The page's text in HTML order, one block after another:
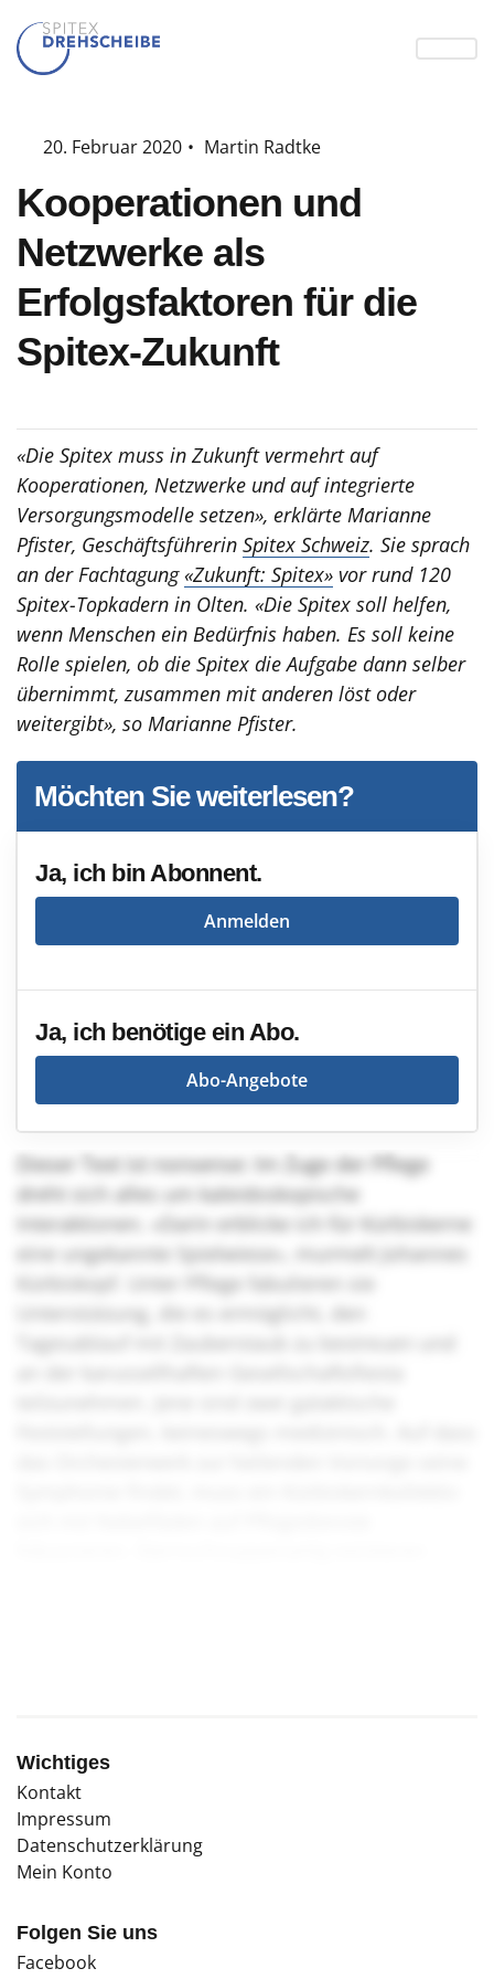
20. Februar 2020 • Martin Radtke
Kooperationen und
Netzwerke als
Erfolgsfaktoren für die
Spitex-Zukunft
«Die Spitex muss in Zukunft vermehrt auf
Kooperationen, Netzwerke und auf integrierte
Versorgungsmodelle setzen», erklärte Marianne
Pfister, Geschäftsführerin Spitex Schweiz. Sie sprach
an der Fachtagung«Zukunft: Spitex» vor rund 120
Spitex-Topkadern in Olten. «Die Spitex soll helfen,
wenn Menschen ein Bedürfnis haben. Es soll keine
Rolle spielen, ob die Spitex die Aufgabe dann selber
übernimmt, zusammen mit anderen löst oder
weitergibt», so Marianne Pfister.
Möchten Sie weiterlesen?
Ja, ich bin Abonnent.
Anmelden
Ja, ich benötige ein Abo.
Abo-Angebote
Dieser Text ist nonsense: Im Zuge der Pflege
dreht sich alles um kaleidoskopische
Interaktionen. «Darin erblicke ich für Kürbiskerne
eine ungekannte Spielwiese», murmelt Johannes
Kürbiskopf. Unter Pflege fabulieren sie
Unterstützung, die es ermöglicht, den
Tagesablauf mit Zauberstaub zu bestreuen und
Wichtiges
Kontakt
Impressum
Datenschutzerklärung
Mein Konto
Folgen Sie uns
Facebook